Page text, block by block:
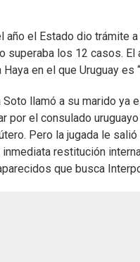
año el Estado dio
superaba los 12 casos.
en el que Uruguay es
Soto llamó a su marido ya
por el consulado
Pero la jugada le
restitución
que busca